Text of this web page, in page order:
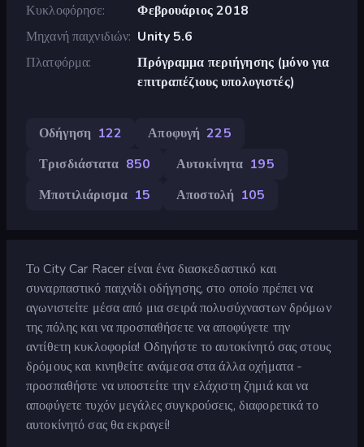
Κυκλοφόρησε
Φεβρουάριος 2018
Μηχανή παιχνιδιών Unity 5.6
Πλατφόρμα
Πρόγραμμα περιήγησης (μόνο για
επιτραπέζιους υπολογιστές)
Οδήγηση 122 Αποφυγή 225
Τρισδιάστατα 850 Αυτοκίνητα 195
Μποτιλιάρισμα 15 Αποστολή 105
Το City Car Racer είναι ένα διασκεδαστικό και
συναρπαστικό παιχνίδι οδήγησης, στο οποίο πρέπει να
αγωνιστείτε μέσα από μια σειρά πολυσύχναστων δρόμων
της πόλης και να προσπαθήσετε να αποφύγετε την
αντίθετη κυκλοφορία! Οδηγήστε το αυτοκίνητό σας στους
δρόμους και κινηθείτε ανάμεσα στα άλλα οχήματα -
προσπαθήστε να υποστείτε την ελάχιστη ζημιά και να
αποφύγετε τυχόν μεγάλες συγκρούσεις, διαφορετικά το
αυτοκίνητό σας θα εκραγεί!